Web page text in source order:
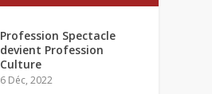
Profession Spectacle
devient Profession
Culture
6 Déc, 2022